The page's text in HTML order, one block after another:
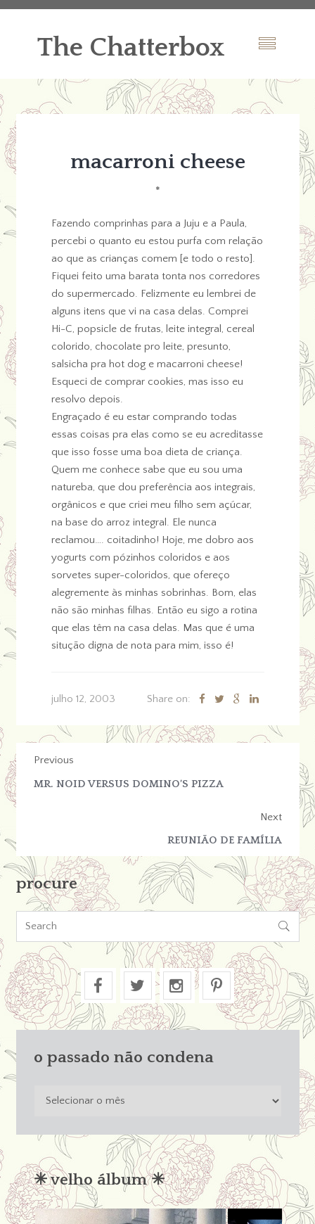
The Chatterbox
macarroni cheese
*
Fazendo comprinhas para a Juju e a Paula,
percebi o quanto eu estou purfa com relação
ao que as crianças comem [e todo o resto].
Fiquei feito uma barata tonta nos corredores
do supermercado. Felizmente eu lembrei de
alguns itens que vi na casa delas. Comprei
Hi-C, popsicle de frutas, leite integral, cereal
colorido, chocolate pro leite, presunto,
salsicha pra hot dog e macarroni cheese!
Esqueci de comprar cookies, mas isso eu
resolvo depois.
Engraçado é eu estar comprando todas
essas coisas pra elas como se eu acreditasse
que isso fosse uma boa dieta de criança.
Quem me conhece sabe que eu sou uma
natureba, que dou preferência aos integrais,
orgânicos e que criei meu filho sem açúcar,
na base do arroz integral. Ele nunca
reclamou…. coitadinho! Hoje, me dobro aos
yogurts com pózinhos coloridos e aos
sorvetes super-coloridos, que ofereço
alegremente às minhas sobrinhas. Bom, elas
não são minhas filhas. Então eu sigo a rotina
que elas têm na casa delas. Mas que é uma
situção digna de nota para mim, isso é!
julho 12, 2003 Share on:
Previous
MR. NOID VERSUS DOMINO’S PIZZA
Next
REUNIÃO DE FAMÍLIA
procure

o passado não condena
condena
✳︎ velho álbum ✳︎